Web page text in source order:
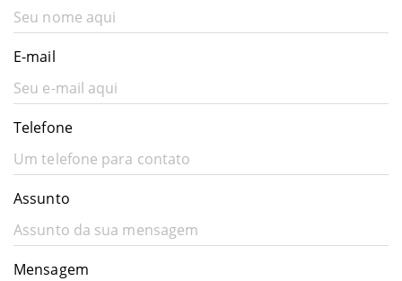
E-mail
Telefone
Assunto
Mensagem